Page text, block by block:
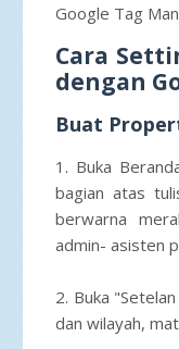
Google Tag
Cara
dengan
Buat
1. Buka
bagian atas
berwarna
admin- asisten
2. Buka
dan wilayah,